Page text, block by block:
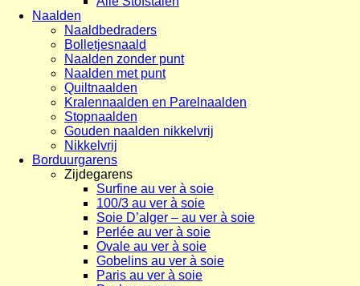
Naalden
Naaldbedraders
Bolletjesnaald
Naalden zonder punt
Naalden met punt
Quiltnaalden
Kralennaalden en Parelnaalden
Stopnaalden
Gouden naalden nikkelvrij
Nikkelvrij
Borduurgarens
Zijdegarens
Surfine au ver à soie
100/3 au ver à soie
Soie D’alger – au ver à soie
Perlée au ver à soie
Ovale au ver à soie
Gobelins au ver à soie
Paris au ver à soie